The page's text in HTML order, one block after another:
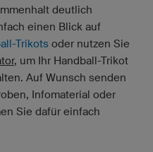
deutlich
einen Blick auf
Trikots oder nutzen Sie
, um Ihr Handball-Trikot
Auf Wunsch senden
Infomaterial oder
Sie dafür einfach